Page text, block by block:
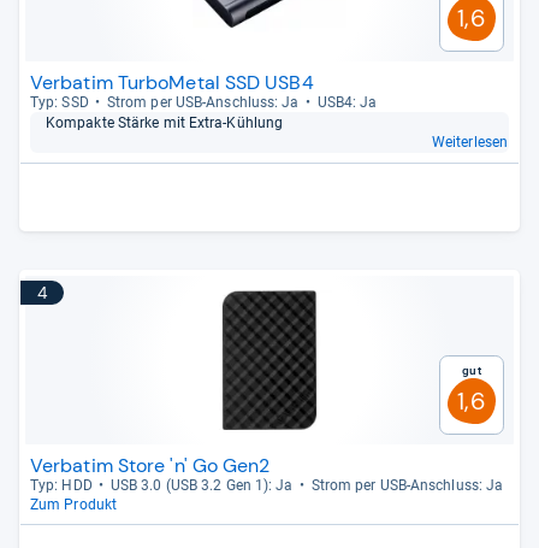
1,6
Verbatim TurboMetal SSD USB4
Typ: SSD Strom per USB-​Anschluss: Ja
USB4: Ja
Kom­pakte Stärke mit Extra-​Küh­lung
Weiterlesen
4
Gut
1,6
Verbatim Store 'n' Go Gen2
Typ: HDD USB 3.0 (USB 3.2 Gen 1): Ja
Strom per USB-​Anschluss: Ja
Zum Produkt